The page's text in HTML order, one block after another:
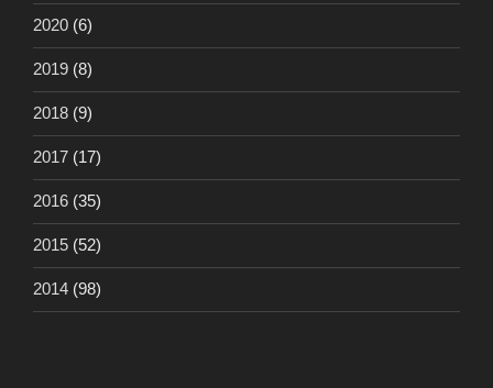
2020 (6)
2019 (8)
2018 (9)
2017 (17)
2016 (35)
2015 (52)
2014 (98)